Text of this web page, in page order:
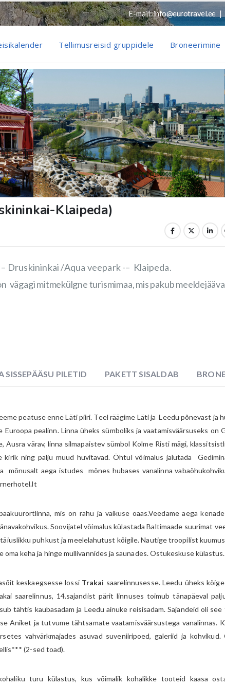
E-mail:info@eurotravel.ee
Tellimusreisid gruppidele Broneerimine
Klaipeda)
Druskininkai /Aqua veepark -– Klaipeda.
vägagi mitmekülgne turismimaa, mis pakub
SISSEPÄÄSU PILETID PAKETT SISALDAB
peatuse enne Läti piiri. Teel räägime Läti ja Leedu põnevast
Euroopa pealinn. Linna üheks sümboliks ja vaatamisväärsuseks
Ausra värav, linna silmapaistev sümbol Kolme Risti mägi,
ning palju muud huvitavad. Õhtul võimalus jalutada
mõnusalt aega istudes mõnes hubases vanalinna
mis on rahu ja vaikuse oaas.Veedame aega
Soovijatel võimalus külastada Baltimaade suurimat
puhkust ja meelelahutust kõigile. Nautige troopilist
keha ja hinge mullivannides ja saunades. Ostukeskuse
keskaegsesse lossi Trakai saarelinnusesse. Leedu üheks
saarelinnus, 14.sajandist pärit linnuses toimub tänapäeval
tähtis kaubasadam ja Leedu ainuke reisisadam. Sajandeid oli
Aniket ja tutvume tähtsamate vaatamisväärsustega
vahvärkmajades asuvad suveniiripoed, galeriid ja
(2-sed toad).
turu külastus, kus võimalik kohalikke tooteid kaasa